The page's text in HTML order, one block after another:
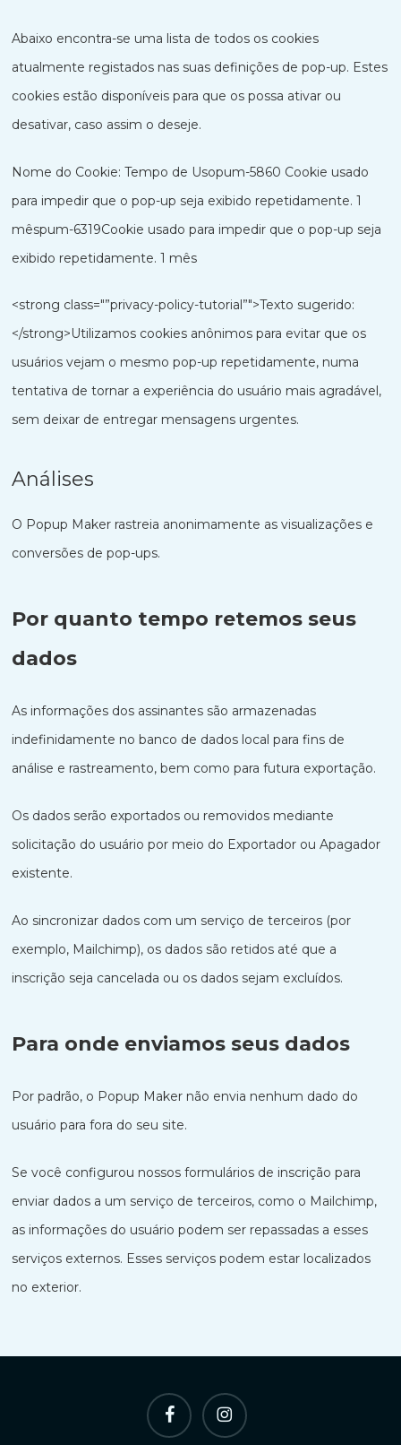
Abaixo encontra-se uma lista de todos os cookies
atualmente registados nas suas definições de pop-up. Estes
cookies estão disponíveis para que os possa ativar ou
desativar, caso assim o deseje.
Nome do Cookie: Tempo de Usopum-5860 Cookie usado
para impedir que o pop-up seja exibido repetidamente. 1
mêspum-6319Cookie usado para impedir que o pop-up seja
exibido repetidamente. 1 mês
<strong class="”privacy-policy-tutorial”">Texto sugerido:
</strong>Utilizamos cookies anônimos para evitar que os
usuários vejam o mesmo pop-up repetidamente, numa
tentativa de tornar a experiência do usuário mais agradável,
sem deixar de entregar mensagens urgentes.
Análises
O Popup Maker rastreia anonimamente as visualizações e
conversões de pop-ups.
Por quanto tempo retemos seus
dados
As informações dos assinantes são armazenadas
indefinidamente no banco de dados local para fins de
análise e rastreamento, bem como para futura exportação.
Os dados serão exportados ou removidos mediante
solicitação do usuário por meio do Exportador ou Apagador
existente.
Ao sincronizar dados com um serviço de terceiros (por
exemplo, Mailchimp), os dados são retidos até que a
inscrição seja cancelada ou os dados sejam excluídos.
Para onde enviamos seus dados
Por padrão, o Popup Maker não envia nenhum dado do
usuário para fora do seu site.
Se você configurou nossos formulários de inscrição para
enviar dados a um serviço de terceiros, como o Mailchimp,
as informações do usuário podem ser repassadas a esses
serviços externos. Esses serviços podem estar localizados
no exterior.
FacebookInstagram
हिन्दी
日本語
Polski
한국어